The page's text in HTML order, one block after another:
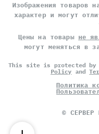
Изображения товаров
характер и могут
Цены на товары не
могут меняться в
This site is protected by
Policy and
Политика
© СЕРВЕР